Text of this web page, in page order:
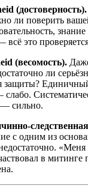
(достоверность).
ли поверить
всё это
(весомость).
ли
защиты?
— сильно.
с одним из
в